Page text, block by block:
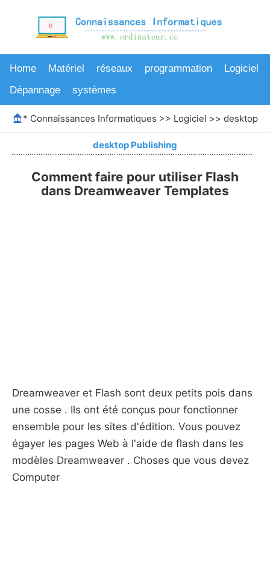
Home Matériel réseaux programmation
Logiciel
Dépannage
systèmes
* Connaissances Informatiques >> Logiciel >> desktop
desktop Publishing
Comment faire pour utiliser Flash
dans Dreamweaver Templates
Dreamweaver et Flash sont deux petits pois dans
une cosse . Ils ont été conçus pour fonctionner
ensemble pour les sites d'édition. Vous pouvez
égayer les pages Web à l'aide de flash dans les
modèles Dreamweaver . Choses que vous devez
Computer